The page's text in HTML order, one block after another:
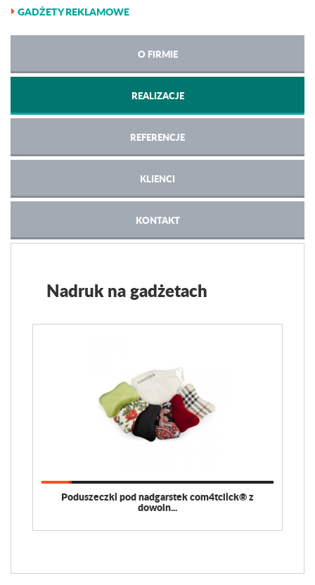
GADŻETY REKLAMOWE
O FIRMIE
REALIZACJE
REFERENCJE
KLIENCI
KONTAKT
Nadruk na gadżetach
Poduszeczki pod nadgarstek com4tclick® z
dowoln...